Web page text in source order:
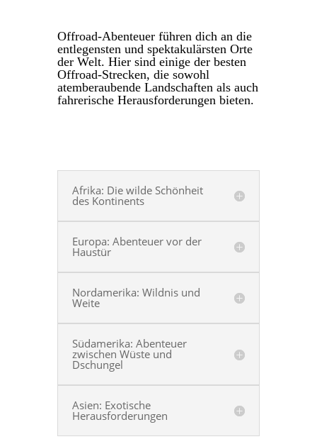
Offroad-Abenteuer führen dich an die
entlegensten und spektakulärsten Orte
der Welt. Hier sind einige der besten
Offroad-Strecken, die sowohl
atemberaubende Landschaften als auch
fahrerische Herausforderungen bieten.
Afrika: Die wilde Schönheit
des Kontinents
Europa: Abenteuer vor der
Haustür
Nordamerika: Wildnis und
Weite
Südamerika: Abenteuer
zwischen Wüste und
Dschungel
Asien: Exotische
Herausforderungen